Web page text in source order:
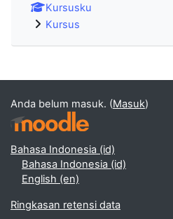
Kursusku
Kursus
Anda belum masuk. (Masuk)
Bahasa Indonesia ‎(id)‎
Bahasa Indonesia ‎(id)‎
English ‎(en)‎
Ringkasan retensi data